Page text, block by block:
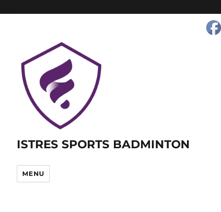
ISTRES SPORTS BADMINTON
MENU